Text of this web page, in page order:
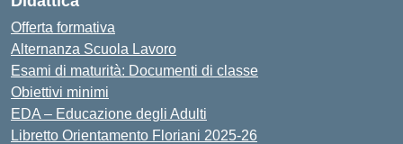
Offerta formativa
Alternanza Scuola Lavoro
Esami di maturità: Documenti di classe
Obiettivi minimi
EDA – Educazione degli Adulti
Libretto Orientamento Floriani 2025-26